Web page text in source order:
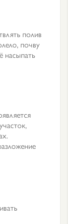
полив
почву
насыпать